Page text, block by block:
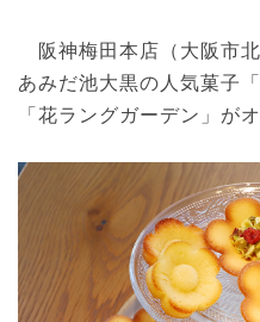
阪神梅田本店（大阪市
あみだ池大黒の人気菓子
「花ラングガーデン」が